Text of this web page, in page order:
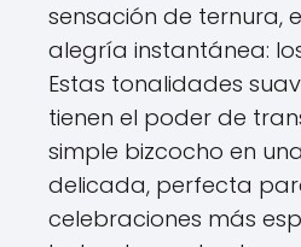
sensación de ternura,
alegría instantánea:
Estas tonalidades
tienen el poder de
simple bizcocho en
delicada, perfecta
celebraciones más